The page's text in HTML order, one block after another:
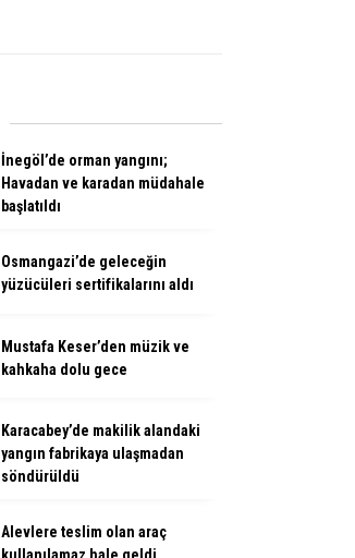
İnegöl’de orman yangını;
Havadan ve karadan müdahale
başlatıldı
Osmangazi’de geleceğin
yüzücüleri sertifikalarını aldı
Mustafa Keser’den müzik ve
kahkaha dolu gece
Karacabey’de makilik alandaki
yangın fabrikaya ulaşmadan
söndürüldü
Alevlere teslim olan araç